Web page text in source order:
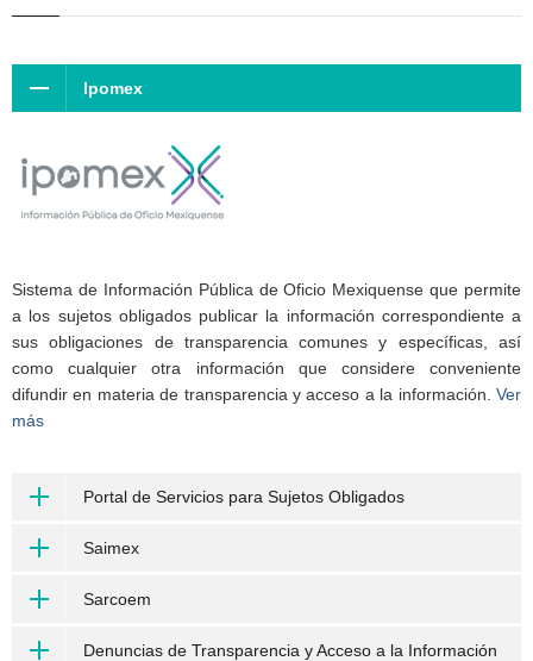
Ipomex
Sistema de Información Pública de Oficio Mexiquense que permite
a los sujetos obligados publicar la información correspondiente a
sus obligaciones de transparencia comunes y específicas, así
como cualquier otra información que considere conveniente
difundir en materia de transparencia y acceso a la información. Ver
más
Portal de Servicios para Sujetos Obligados
Saimex
Sarcoem
Denuncias de Transparencia y Acceso a la Información